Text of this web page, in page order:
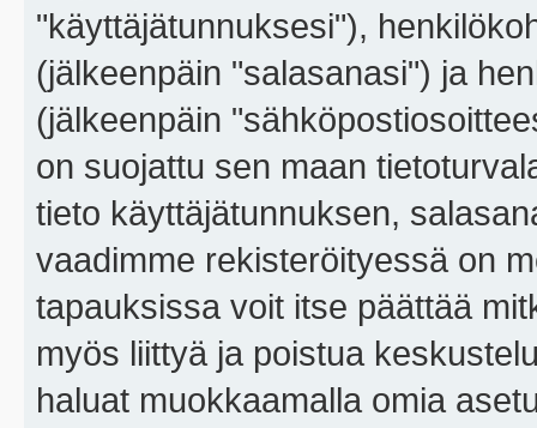
"käyttäjätunnuksesi"),
(jälkeenpäin "salasanasi") ja
(jälkeenpäin
on suojattu sen maan
tieto käyttäjätunnuksen,
vaadimme rekisteröityessä on
tapauksissa voit itse päättää
myös liittyä ja poistua
haluat muokkaamalla omia